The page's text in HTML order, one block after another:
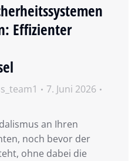
Effizienter
7. Juni 2026
an Ihren
noch bevor der
ohne dabei die